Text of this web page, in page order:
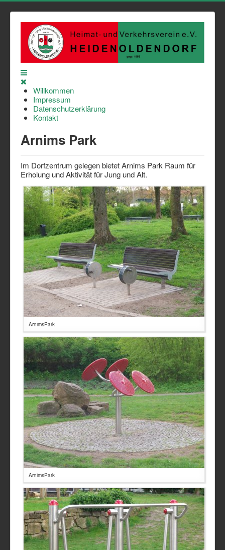
Willkommen
Impressum
Datenschutzerklärung
Kontakt
Arnims Park
Im Dorfzentrum gelegen bietet Arnims Park Raum für
Erholung und Aktivität für Jung und Alt.
ArnimsPark
ArnimsPark